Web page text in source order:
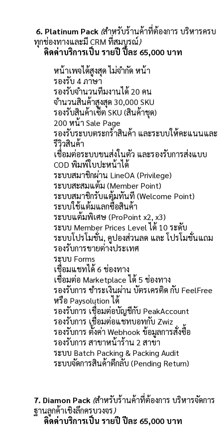
6. Platinum Pack (สำหรับร้านค้าที่ต้องการ บริหารครบ
ทุกช่องทางและมี CRM ที่สมบูรณ์)
คิดค่าบริการเป็น รายปี ปีละ 65,000 บาท
หน้าเพจได้สูงสุด ไม่จำกัด หน้า
รองรับ 4 ภาษา
รองรับจำนวนทีมงานได้ 20 คน
จำนวนสินค้าสูงสุด 30,000 SKU
รองรับสินค้าเซ็ต SKU (สินค้าชุด)
200 หน้า Sale Page
รองรับระบบตระกร้าสินค้า และระบบให้คะแนนและ
รีวิวสินค้า
เชื่อมต่อระบบขนส่งในตัว และรองรับการส่งแบบ
COD พิมพ์ใบปะหน้าได้
ระบบสมาชิกผ่าน LineOA (Privilege)
ระบบสะสมแต้ม (Member Point)
ระบบสมาชิกรับแต้มทันที (Welcome Point)
ระบบใช้แต้มแลกซื้อสินค้า
ระบบแต้มพิเศษ (ProPoint x2, x3)
ระบบ Member Prices Level ได้ 10 ระดับ
ระบบโปรโมชั่น, คูปองส่วนลด และ โปรโมชั่นแถม
รองรับการขายต่างประเทศ
ระบบ Forms
เชื่อมแชทได้ 6 ช่องทาง
เชื่อมต่อ Marketplace ได้ 5 ช่องทาง
รองรับการ ชำระเงินผ่าน บัตรเครติด กับ FeelFree
หรือ Paysolution ได้
รองรับการ เชื่อมต่อบัญชีกับ PeakAccount
รองรับการ เชื่อมต่อแชทบอทกับ Zwiz
รองรับการ ตั้งค่า Webhook ข้อมูลการสั่งซื้อ
รองรับการ สาขาหน้าร้าน 2 สาขา
ระบบ Batch Packing & Packing Audit
ระบบจัดการสินค้าตีกลับ (Pending Return)
7. Diamon Pack (สำหรับร้านค้าที่ต้องการ บริหารจัดการ
ฐานลูกค้าเชิงลึกครบวงจร)
คิดค่าบริการเป็น รายปี ปีละ 65,000 บาท